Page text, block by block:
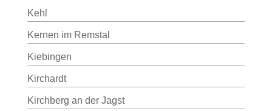
Kehl
Kernen im Remstal
Kiebingen
Kirchardt
Kirchberg an der Jagst